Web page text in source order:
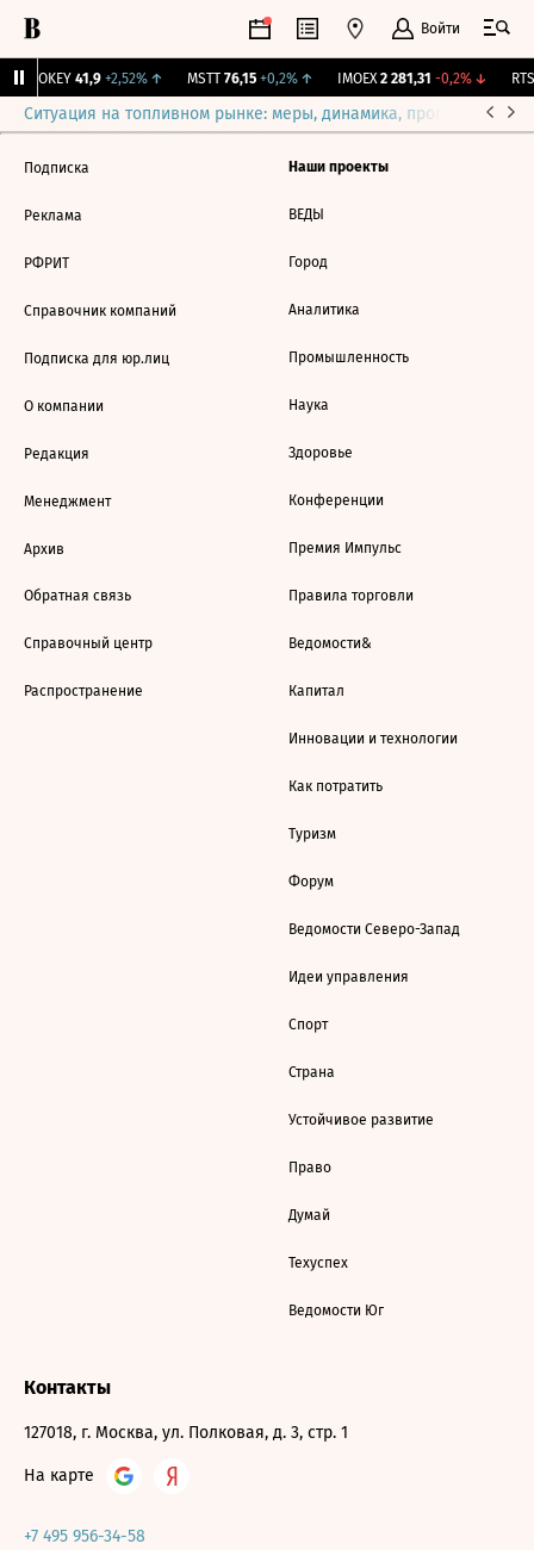
Войти
OKEY 41,9 +2,52%↑ MSTT 76,15 +0,2%↑ IMOEX 2 281,31 -0,2%↓ RTSI
Ситуация на топливном рынке: меры, динамика, прогнозы
Подписка
Реклама
РФРИТ
Справочник компаний
Подписка для юр.лиц
О компании
Редакция
Менеджмент
Архив
Обратная связь
Справочный центр
Распространение
Наши проекты
ВЕДЫ
Город
Аналитика
Промышленность
Наука
Здоровье
Конференции
Премия Импульс
Правила торговли
Ведомости&
Капитал
Инновации и технологии
Как потратить
Туризм
Форум
Ведомости Северо-Запад
Идеи управления
Спорт
Страна
Устойчивое развитие
Право
Думай
Техуспех
Ведомости Юг
Контакты
127018, г. Москва, ул. Полковая, д. 3, стр. 1
На карте
+7 495 956-34-58